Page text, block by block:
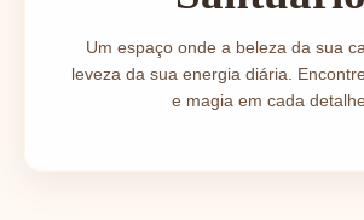
Um espaço onde a beleza da sua
leveza da sua energia diária.
e magia em cada